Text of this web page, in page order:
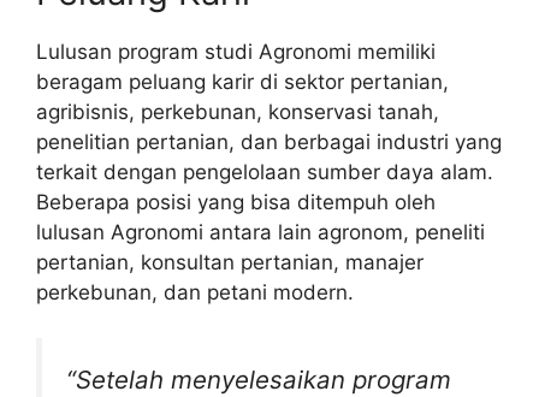
Lulusan program studi Agronomi memiliki
beragam peluang karir di sektor pertanian,
agribisnis, perkebunan, konservasi tanah,
penelitian pertanian, dan berbagai industri yang
terkait dengan pengelolaan sumber daya alam.
Beberapa posisi yang bisa ditempuh oleh
lulusan Agronomi antara lain agronom, peneliti
pertanian, konsultan pertanian, manajer
perkebunan, dan petani modern.
“Setelah menyelesaikan program